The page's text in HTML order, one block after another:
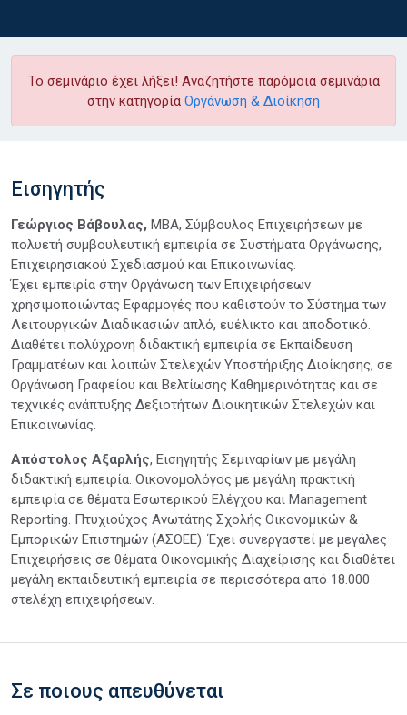
Το σεμινάριο έχει λήξει! Αναζητήστε παρόμοια σεμινάρια
στην κατηγορία Οργάνωση & Διοίκηση
Εισηγητής
Γεώργιος Βάβουλας, ΜΒΑ, Σύμβουλος Επιχειρήσεων με
πολυετή συμβουλευτική εμπειρία σε Συστήματα Οργάνωσης,
Επιχειρησιακού Σχεδιασμού και Επικοινωνίας.
Έχει εμπειρία στην Oργάνωση των Eπιχειρήσεων
χρησιμοποιώντας Εφαρμογές που καθιστούν το Σύστημα των
Λειτουργικών Διαδικασιών απλό, ευέλικτο και αποδοτικό.
Διαθέτει πολύχρονη διδακτική εμπειρία σε Εκπαίδευση
Γραμματέων και λοιπών Στελεχών Υποστήριξης Διοίκησης, σε
Οργάνωση Γραφείου και Βελτίωσης Καθημερινότητας και σε
τεχνικές ανάπτυξης Δεξιοτήτων Διοικητικών Στελεχών και
Επικοινωνίας.
Απόστολος Αξαρλής, Εισηγητής Σεμιναρίων με μεγάλη
διδακτική εμπειρία. Oικονομολόγος με μεγάλη πρακτική
εμπειρία σε θέματα Εσωτερικού Ελέγχου και Management
Reporting. Πτυχιούχος Ανωτάτης Σχολής Οικονομικών &
Εμπορικών Επιστημών (ΑΣΟΕΕ). Έχει συνεργαστεί με μεγάλες
Επιχειρήσεις σε θέματα Οικονομικής Διαχείρισης και διαθέτει
μεγάλη εκπαιδευτική εμπειρία σε περισσότερα από 18.000
στελέχη επιχειρήσεων.
Σε ποιους απευθύνεται